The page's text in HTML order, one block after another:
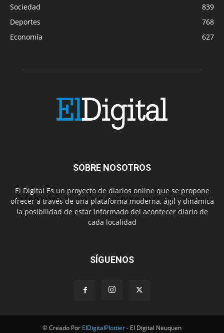
Sociedad
839
Deportes
768
Economía
627
SOBRE NOSOTROS
El Digital Es un proyecto de diarios online que se propone
ofrecer a través de una plataforma moderna, ágil y dinámica
la posibilidad de estar informado del acontecer diario de
cada localidad
SÍGUENOS
© Creado Por ElDigitalPlottier- El Digital Neuquen